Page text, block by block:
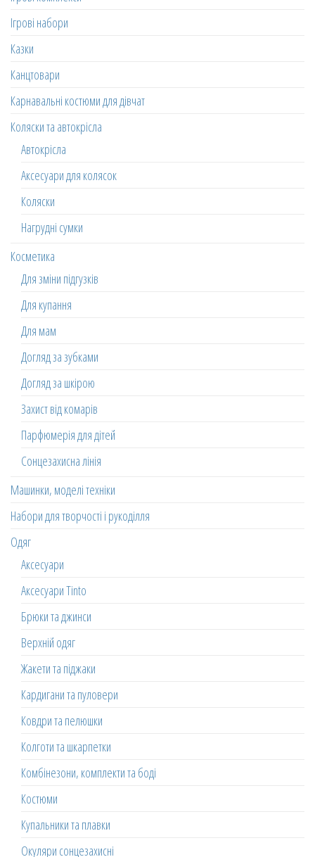
Ігрові набори
Казки
Канцтовари
Карнавальні костюми для дівчат
Коляски та автокрісла
Автокрісла
Аксесуари для колясок
Коляски
Нагрудні сумки
Косметика
Для зміни підгузків
Для купання
Для мам
Догляд за зубками
Догляд за шкірою
Захист від комарів
Парфюмерія для дітей
Сонцезахисна лінія
Машинки, моделі техніки
Набори для творчості і рукоділля
Одяг
Аксесуари
Аксесуари Tinto
Брюки та джинси
Верхній одяг
Жакети та піджаки
Кардигани та пуловери
Ковдри та пелюшки
Колготи та шкарпетки
Комбінезони, комплекти та боді
Костюми
Купальники та плавки
Окуляри сонцезахисні